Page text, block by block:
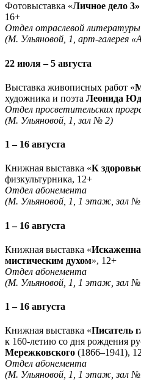
Фотовыставка «Личное дело
16+
Отдел отраслевой литературы
(М. Ульяновой, 1, арт-галерея
22 июля – 5 августа
Выставка живописных работ «
художника и поэта Леонида
Отдел просветительских
(М. Ульяновой, 1, зал № 2)
1 – 16 августа
Книжная выставка «К
физкультурника, 12+
Отдел абонемента
(М. Ульяновой, 1, 1 этаж, зал
1 – 16 августа
Книжная выставка «
мистическим духом», 12+
Отдел абонемента
(М. Ульяновой, 1, 1 этаж, зал
1 – 16 августа
Книжная выставка «Писатель
к 160-летию со дня рождения
Мережковского (1866–1941),
Отдел абонемента
(М. Ульяновой, 1, 1 этаж, зал